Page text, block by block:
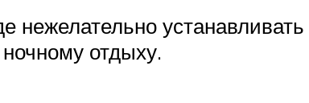
нежелательно
отдыху.